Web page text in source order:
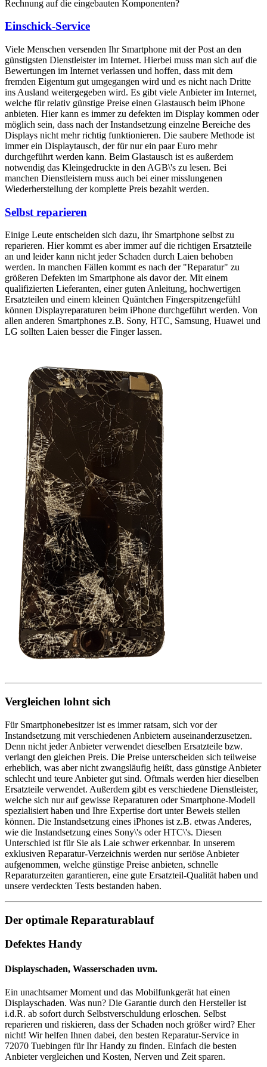
Rechnung auf die eingebauten Komponenten?
Einschick-Service
Viele Menschen versenden Ihr Smartphone mit der Post an den
günstigsten Dienstleister im Internet. Hierbei muss man sich auf die
Bewertungen im Internet verlassen und hoffen, dass mit dem
fremden Eigentum gut umgegangen wird und es nicht nach Dritte
ins Ausland weitergegeben wird. Es gibt viele Anbieter im Internet,
welche für relativ günstige Preise einen Glastausch beim iPhone
anbieten. Hier kann es immer zu defekten im Display kommen oder
möglich sein, dass nach der Instandsetzung einzelne Bereiche des
Displays nicht mehr richtig funktionieren. Die saubere Methode ist
immer ein Displaytausch, der für nur ein paar Euro mehr
durchgeführt werden kann. Beim Glastausch ist es außerdem
notwendig das Kleingedruckte in den AGB\'s zu lesen. Bei
manchen Dienstleistern muss auch bei einer misslungenen
Wiederherstellung der komplette Preis bezahlt werden.
Selbst reparieren
Einige Leute entscheiden sich dazu, ihr Smartphone selbst zu
reparieren. Hier kommt es aber immer auf die richtigen Ersatzteile
an und leider kann nicht jeder Schaden durch Laien behoben
werden. In manchen Fällen kommt es nach der "Reparatur" zu
größeren Defekten im Smartphone als davor der. Mit einem
qualifizierten Lieferanten, einer guten Anleitung, hochwertigen
Ersatzteilen und einem kleinen Quäntchen Fingerspitzengefühl
können Displayreparaturen beim iPhone durchgeführt werden. Von
allen anderen Smartphones z.B. Sony, HTC, Samsung, Huawei und
LG sollten Laien besser die Finger lassen.
Vergleichen lohnt sich
Für Smartphonebesitzer ist es immer ratsam, sich vor der
Instandsetzung mit verschiedenen Anbietern auseinanderzusetzen.
Denn nicht jeder Anbieter verwendet dieselben Ersatzteile bzw.
verlangt den gleichen Preis. Die Preise unterscheiden sich teilweise
erheblich, was aber nicht zwangsläufig heißt, dass günstige Anbieter
schlecht und teure Anbieter gut sind. Oftmals werden hier dieselben
Ersatzteile verwendet. Außerdem gibt es verschiedene Dienstleister,
welche sich nur auf gewisse Reparaturen oder Smartphone-Modell
spezialisiert haben und Ihre Expertise dort unter Beweis stellen
können. Die Instandsetzung eines iPhones ist z.B. etwas Anderes,
wie die Instandsetzung eines Sony\'s oder HTC\'s. Diesen
Unterschied ist für Sie als Laie schwer erkennbar. In unserem
exklusiven Reparatur-Verzeichnis werden nur seriöse Anbieter
aufgenommen, welche günstige Preise anbieten, schnelle
Reparaturzeiten garantieren, eine gute Ersatzteil-Qualität haben und
unsere verdeckten Tests bestanden haben.
Der optimale Reparaturablauf
Defektes Handy
Displayschaden, Wasserschaden uvm.
Ein unachtsamer Moment und das Mobilfunkgerät hat einen
Displayschaden. Was nun? Die Garantie durch den Hersteller ist
i.d.R. ab sofort durch Selbstverschuldung erloschen. Selbst
reparieren und riskieren, dass der Schaden noch größer wird? Eher
nicht! Wir helfen Ihnen dabei, den besten Reparatur-Service in
72070 Tuebingen für Ihr Handy zu finden. Einfach die besten
Anbieter vergleichen und Kosten, Nerven und Zeit sparen.